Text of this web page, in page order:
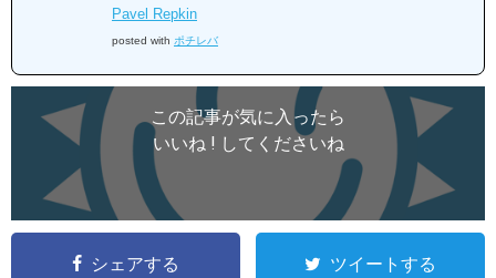
Pavel Repkin
posted with ポチレバ
この記事が気に入ったら
いいね ! してくださいね
シェアする ツイートする